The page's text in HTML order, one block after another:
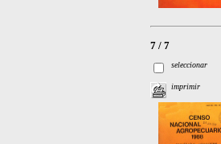
7 / 7
seleccionar
imprimir